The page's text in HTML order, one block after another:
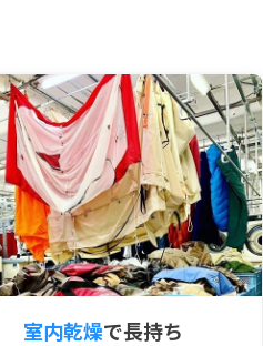
室内乾燥で長持ち